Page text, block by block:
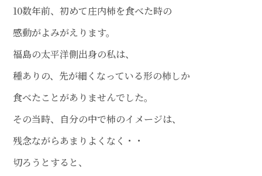
10数年前、初めて庄内柿を食べた時の
感動がよみがえります。
福島の太平洋側出身の私は、
種ありの、先が細くなっている形の柿しか
食べたことがありませんでした。
その当時、自分の中で柿のイメージは、
残念ながらあまりよくなく・・
切ろうとすると、